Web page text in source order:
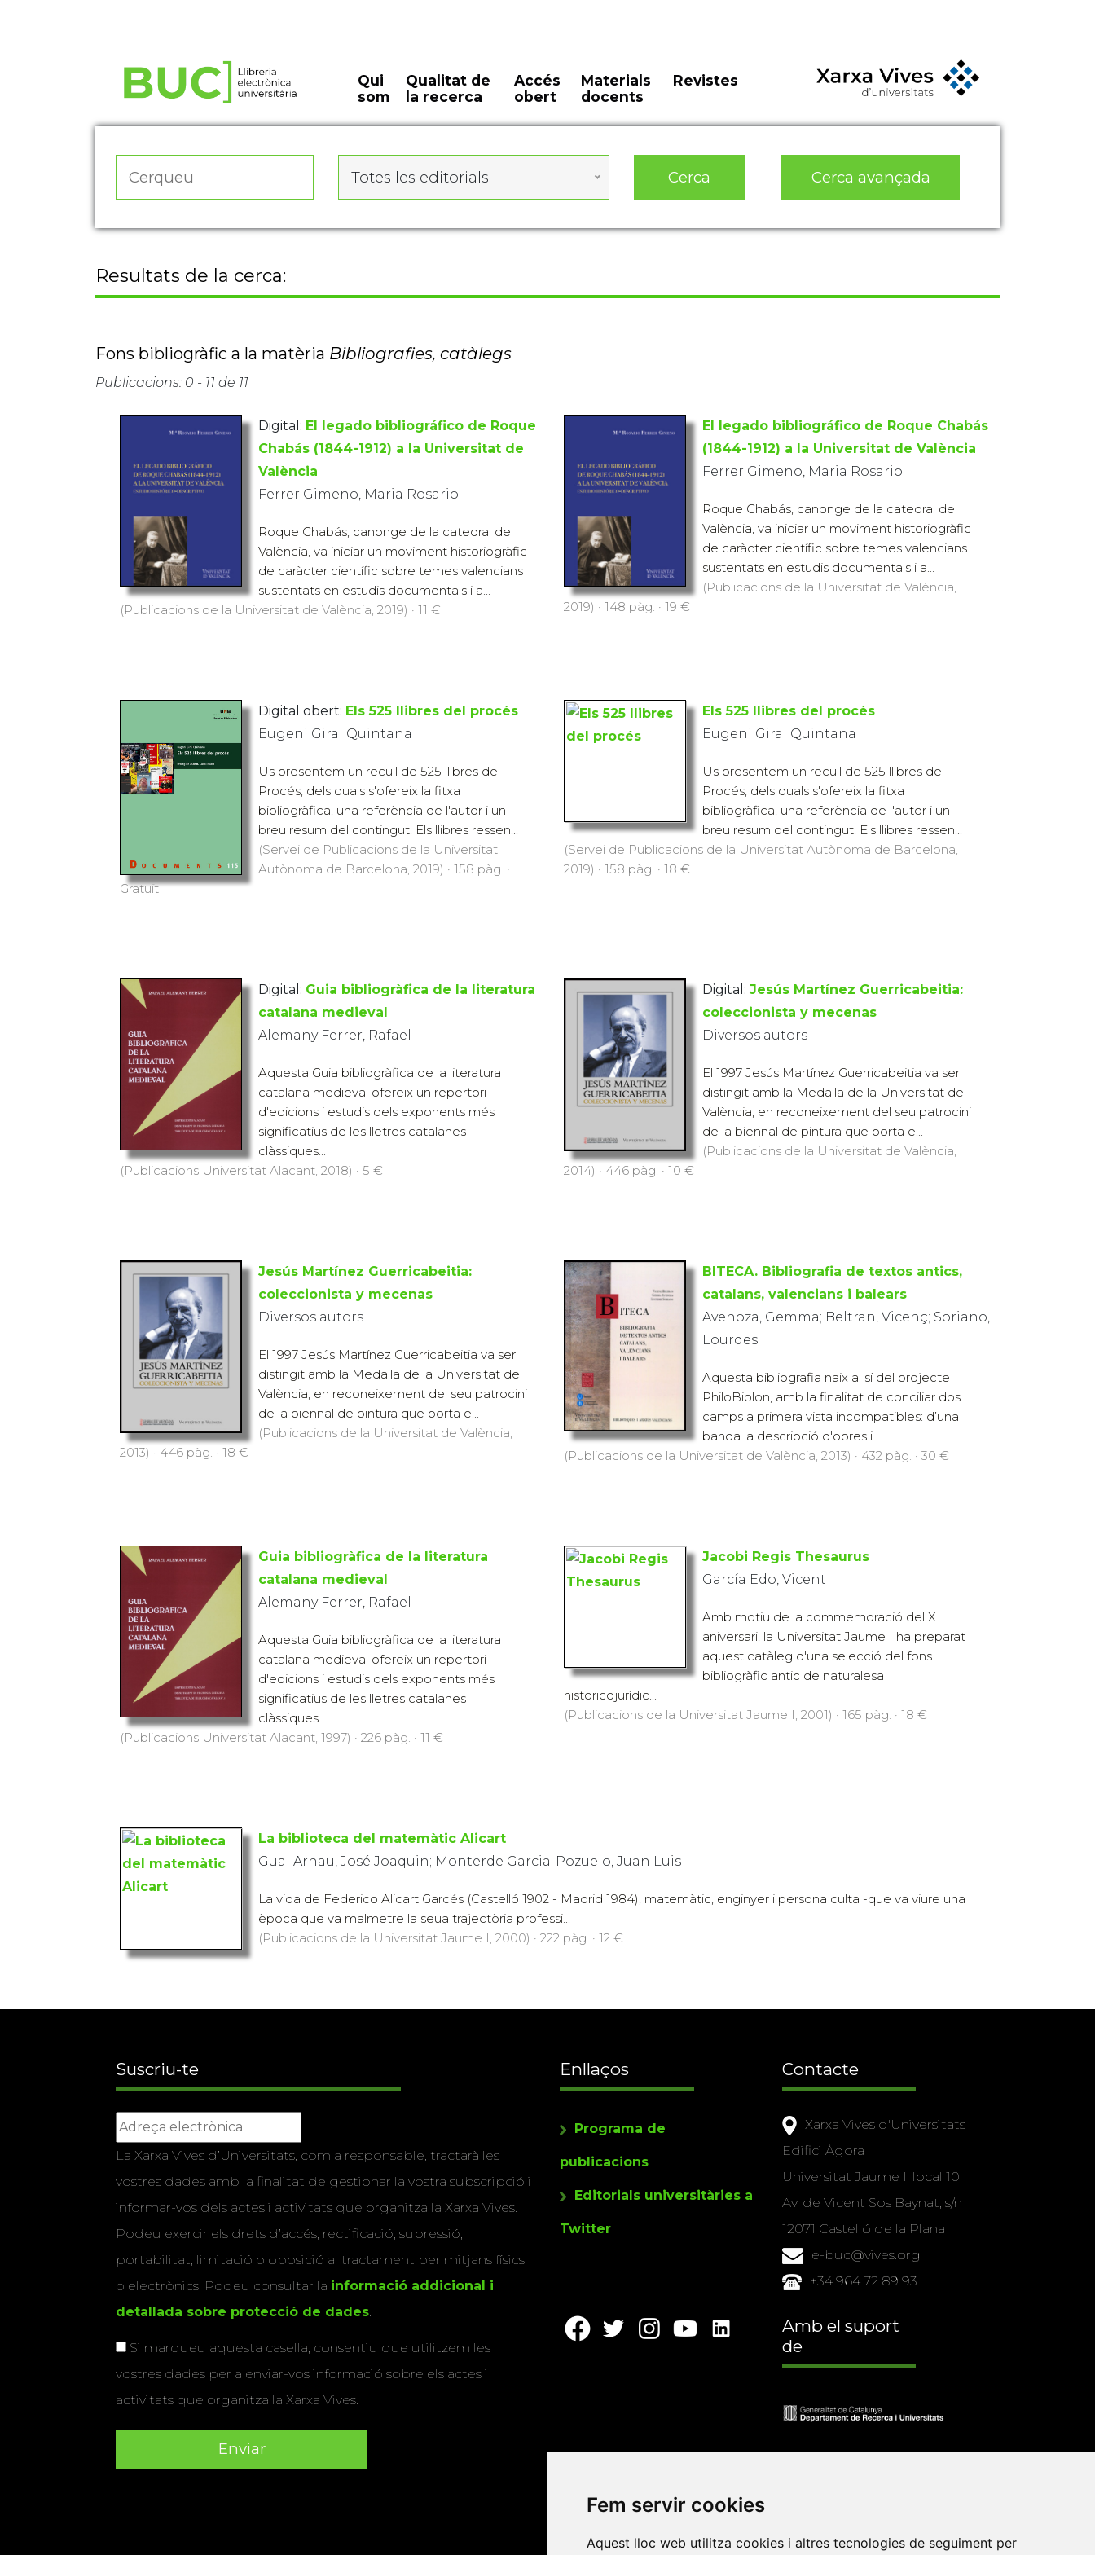
Fem servir cookies
Aquest lloc web utilitza cookies i altres tecnologies de seguiment per
Qui
som
Qualitat de
la recerca
Accés
obert
Materials
docents
Revistes
Totes les editorials Cerca Cerca avançada
Resultats de la cerca:
Fons bibliogràfic a la matèria Bibliografies, catàlegs
Publicacions: 0 - 11 de 11
Digital: El legado bibliográfico de Roque
Chabás (1844-1912) a la Universitat de
València
Ferrer Gimeno, Maria Rosario
Roque Chabás, canonge de la catedral de
València, va iniciar un moviment historiogràfic
de caràcter científic sobre temes valencians
sustentats en estudis documentals i a...
(Publicacions de la Universitat de València, 2019) · 11 €
El legado bibliográfico de Roque Chabás
(1844-1912) a la Universitat de València
Ferrer Gimeno, Maria Rosario
Roque Chabás, canonge de la catedral de
València, va iniciar un moviment historiogràfic
de caràcter científic sobre temes valencians
sustentats en estudis documentals i a...
(Publicacions de la Universitat de València,
2019) · 148 pàg. · 19 €
Digital obert: Els 525 llibres del procés
Eugeni Giral Quintana
Us presentem un recull de 525 llibres del
Procés, dels quals s'ofereix la fitxa
bibliogràfica, una referència de l'autor i un
breu resum del contingut. Els llibres ressen...
(Servei de Publicacions de la Universitat
Autònoma de Barcelona, 2019) · 158 pàg. ·
Gratuït
Els 525 llibres del procés
Eugeni Giral Quintana
Us presentem un recull de 525 llibres del
Procés, dels quals s'ofereix la fitxa
bibliogràfica, una referència de l'autor i un
breu resum del contingut. Els llibres ressen...
(Servei de Publicacions de la Universitat Autònoma de Barcelona,
2019) · 158 pàg. · 18 €
Digital: Guia bibliogràfica de la literatura
catalana medieval
Alemany Ferrer, Rafael
Aquesta Guia bibliogràfica de la literatura
catalana medieval ofereix un repertori
d'edicions i estudis dels exponents més
significatius de les lletres catalanes
clàssiques...
(Publicacions Universitat Alacant, 2018) · 5 €
Digital: Jesús Martínez Guerricabeitia:
coleccionista y mecenas
Diversos autors
El 1997 Jesús Martínez Guerricabeitia va ser
distingit amb la Medalla de la Universitat de
València, en reconeixement del seu patrocini
de la biennal de pintura que porta e...
(Publicacions de la Universitat de València,
2014) · 446 pàg. · 10 €
Jesús Martínez Guerricabeitia:
coleccionista y mecenas
Diversos autors
El 1997 Jesús Martínez Guerricabeitia va ser
distingit amb la Medalla de la Universitat de
València, en reconeixement del seu patrocini
de la biennal de pintura que porta e...
(Publicacions de la Universitat de València,
2013) · 446 pàg. · 18 €
BITECA. Bibliografia de textos antics,
catalans, valencians i balears
Avenoza, Gemma; Beltran, Vicenç; Soriano,
Lourdes
Aquesta bibliografia naix al sí del projecte
PhiloBiblon, amb la finalitat de conciliar dos
camps a primera vista incompatibles: d’una
banda la descripció d'obres i ...
(Publicacions de la Universitat de València, 2013) · 432 pàg. · 30 €
Guia bibliogràfica de la literatura
catalana medieval
Alemany Ferrer, Rafael
Aquesta Guia bibliogràfica de la literatura
catalana medieval ofereix un repertori
d'edicions i estudis dels exponents més
significatius de les lletres catalanes
clàssiques...
(Publicacions Universitat Alacant, 1997) · 226 pàg. · 11 €
Jacobi Regis Thesaurus
García Edo, Vicent
Amb motiu de la commemoració del X
aniversari, la Universitat Jaume I ha preparat
aquest catàleg d'una selecció del fons
bibliogràfic antic de naturalesa
historicojurídic...
(Publicacions de la Universitat Jaume I, 2001) · 165 pàg. · 18 €
La biblioteca del matemàtic Alicart
Gual Arnau, José Joaquin; Monterde Garcia-Pozuelo, Juan Luis
La vida de Federico Alicart Garcés (Castelló 1902 - Madrid 1984), matemàtic, enginyer i persona culta -que va viure una
època que va malmetre la seua trajectòria professi...
(Publicacions de la Universitat Jaume I, 2000) · 222 pàg. · 12 €
Suscriu-te
La Xarxa Vives d’Universitats, com a responsable, tractarà les
vostres dades amb la finalitat de gestionar la vostra subscripció i
informar-vos dels actes i activitats que organitza la Xarxa Vives.
Podeu exercir els drets d’accés, rectificació, supressió,
portabilitat, limitació o oposició al tractament per mitjans físics
o electrònics. Podeu consultar la informació addicional i
detallada sobre protecció de dades.
Si marqueu aquesta casella, consentiu que utilitzem les
vostres dades per a enviar-vos informació sobre els actes i
activitats que organitza la Xarxa Vives.
Enllaços
Programa de
publicacions
Editorials universitàries a
Twitter
Contacte
Xarxa Vives d'Universitats
Edifici Àgora
Universitat Jaume I, local 10
Av. de Vicent Sos Baynat, s/n
12071 Castelló de la Plana
e-buc@vives.org
+34 964 72 89 93
Amb el suport
de